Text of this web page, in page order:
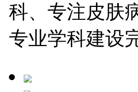
科、专注皮肤
专业学科建设